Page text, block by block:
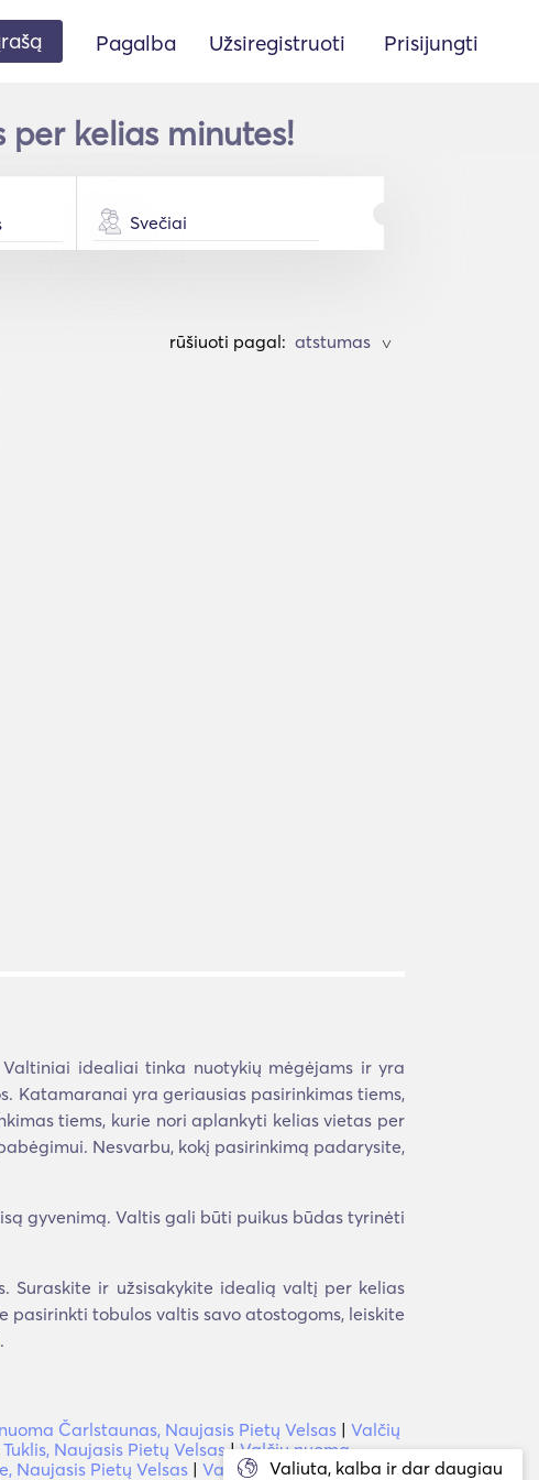
Pagalba Užsiregistruoti Prisijungti
kelias minutes!
Svečiai
rūšiuoti pagal: >
Valiuta, kalba ir dar daugiau
idealiai tinka nuotykių mėgėjams ir yra
Katamaranai yra geriausias pasirinkimas tiems,
tiems, kurie nori aplankyti kelias vietas per
Nesvarbu, kokį pasirinkimą padarysite,
gyvenimą. Valtis gali būti puikus būdas tyrinėti
Suraskite ir užsisakykite idealią valtį per kelias
pasirinkti tobulos valtis savo atostogoms, leiskite
Čarlstaunas, Naujasis Pietų Velsas | Valčių
Naujasis Pietų Velsas|Valčių nuoma
Naujasis Pietų Velsas | Valčių nuoma Asquith,